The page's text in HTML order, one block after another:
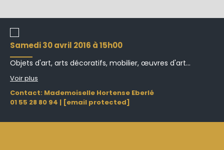
samedi 30 avril 2016 à 15h00
Objets d'art, arts décoratifs, mobilier, œuvres d'art...
Voir plus
Contact: Mademoiselle Hortense Eberlé
01 55 28 80 94 | [email protected]